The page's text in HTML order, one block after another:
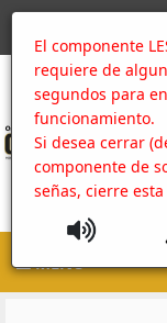
El componente
requiere de
segundos para
funcionamiento.
Si desea cerrar
componente de
señas, cierre
MENU